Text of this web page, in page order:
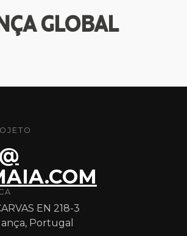
GLOBAL
EN 218-3
Portugal